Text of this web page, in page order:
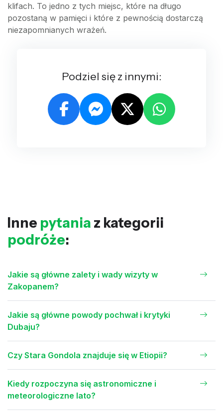
klifach. To jedno z tych miejsc, które na długo
pozostaną w pamięci i które z pewnością dostarczą
niezapomnianych wrażeń.
Podziel się z innymi:
Inne pytania z kategorii
podróże:
Jakie są główne zalety i wady wizyty w
Zakopanem?
Jakie są główne powody pochwał i krytyki
Dubaju?
Czy Stara Gondola znajduje się w Etiopii?
Kiedy rozpoczyna się astronomiczne i
meteorologiczne lato?